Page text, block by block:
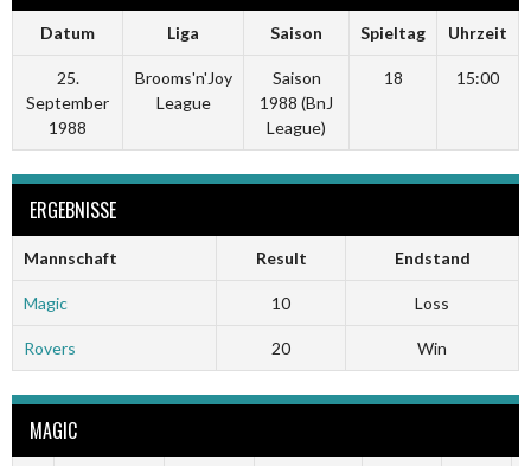
Datum Liga Saison Spieltag Uhrzeit
25.
September
1988
Brooms'n'Joy
League
Saison
1988 (BnJ
League)
18 15:00
ERGEBNISSE
Mannschaft Result Endstand
Magic 10 Loss
Rovers 20 Win
MAGIC